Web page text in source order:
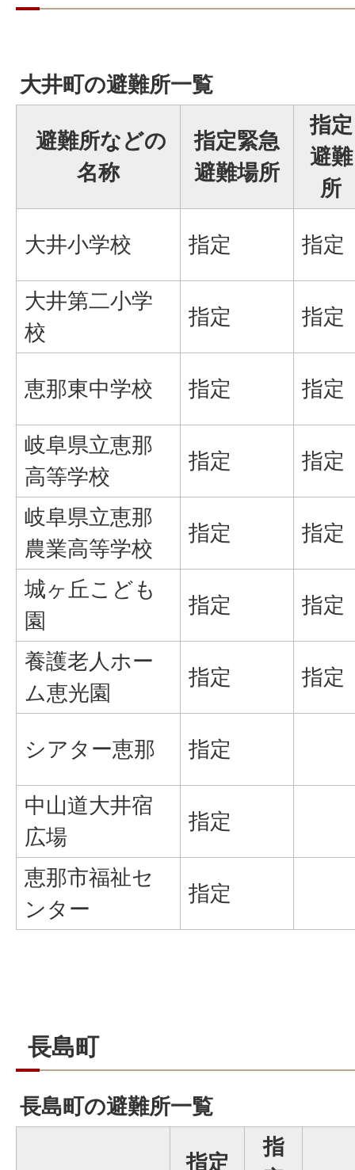
大井町の避難所一覧
避難所などの
名称
指定緊急
避難場所
指定
避難
所
大井小学校 指定 指定
大井第二小学
校
指定 指定
恵那東中学校 指定 指定
岐阜県立恵那
高等学校
指定 指定
岐阜県立恵那
農業高等学校
指定 指定
城ヶ丘こども
園
指定 指定
養護老人ホー
ム恵光園
指定 指定
シアター恵那 指定
中山道大井宿
広場
指定
恵那市福祉セ
ンター
指定
長島町
長島町の避難所一覧
指定
指